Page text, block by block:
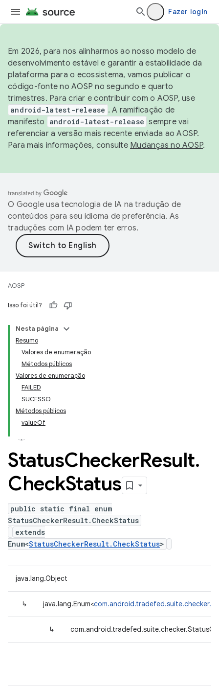
Fazer login
Em 2026, para nos alinharmos ao nosso modelo de
desenvolvimento estável e garantir a estabilidade da
plataforma para o ecossistema, vamos publicar o
código-fonte no AOSP no segundo e quarto
trimestres. Para criar e contribuir com o AOSP, use
android-latest-release . A ramificação de
manifesto
android-latest-release sempre vai
referenciar a versão mais recente enviada ao AOSP.
Para mais informações, consulte Mudanças no AOSP.
O Google usa tecnologia de IA na tradução de
conteúdos para seu idioma de preferência. As
traduções com IA podem ter erros.
AOSP
Isso foi útil?
Nesta página
Resumo
Valores de enumeração
Métodos públicos
Valores de enumeração
FAILED
SUCESSO
Métodos públicos
valueOf
StatusCheckerResult.
CheckStatus
public static final enum
StatusCheckerResult.CheckStatus
extends
Enum<StatusCheckerResult.CheckStatus>
java.lang.Object
↳ java.lang.Enum<
↳